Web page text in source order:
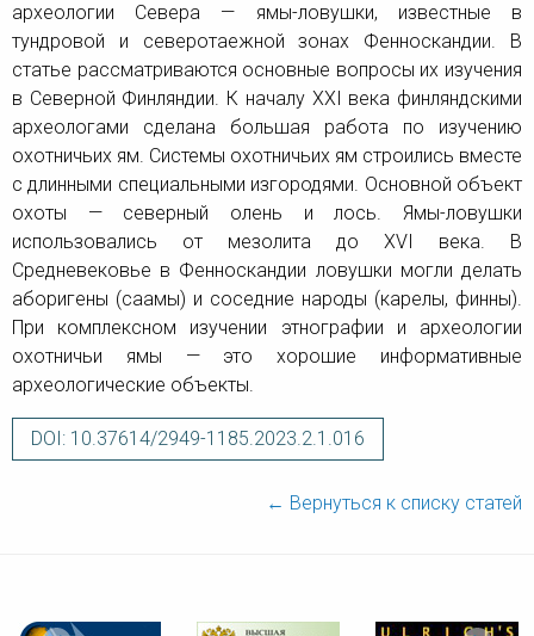
археологии Севера — ямы-ловушки, известные в
тундровой и северотаежной зонах Фенноскандии. В
статье рассматриваются основные вопросы их изучения
в Северной Финляндии. К началу ХХI века финляндскими
археологами сделана большая работа по изучению
охотничьих ям. Системы охотничьих ям строились вместе
с длинными специальными изгородями. Основной объект
охоты — северный олень и лось. Ямы-ловушки
использовались от мезолита до XVI века. В
Средневековье в Фенноскандии ловушки могли делать
аборигены (саамы) и соседние народы (карелы, финны).
При комплексном изучении этнографии и археологии
охотничьи ямы — это хорошие информативные
археологические объекты.
DOI: 10.37614/2949-1185.2023.2.1.016
← Вернуться к списку статей